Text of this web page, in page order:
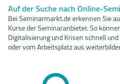
Auf der Suche nach Online-
Bei Seminarmarkt.de erkennen Sie
Kurse der Seminaranbieter. So
Digitalisierung und Krisen schnell
oder vom Arbeitsplatz aus